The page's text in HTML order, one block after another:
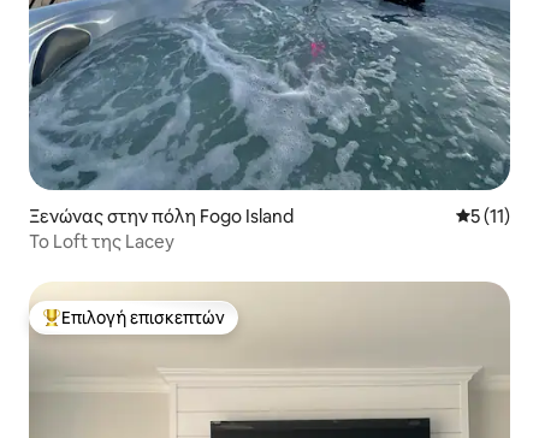
Ξενώνας στην πόλη Fogo Island Μέση
5 (11)
Το Loft της Lacey
Κορυφαία επιλογή επισκεπτών
Επιλογή επισκεπτών